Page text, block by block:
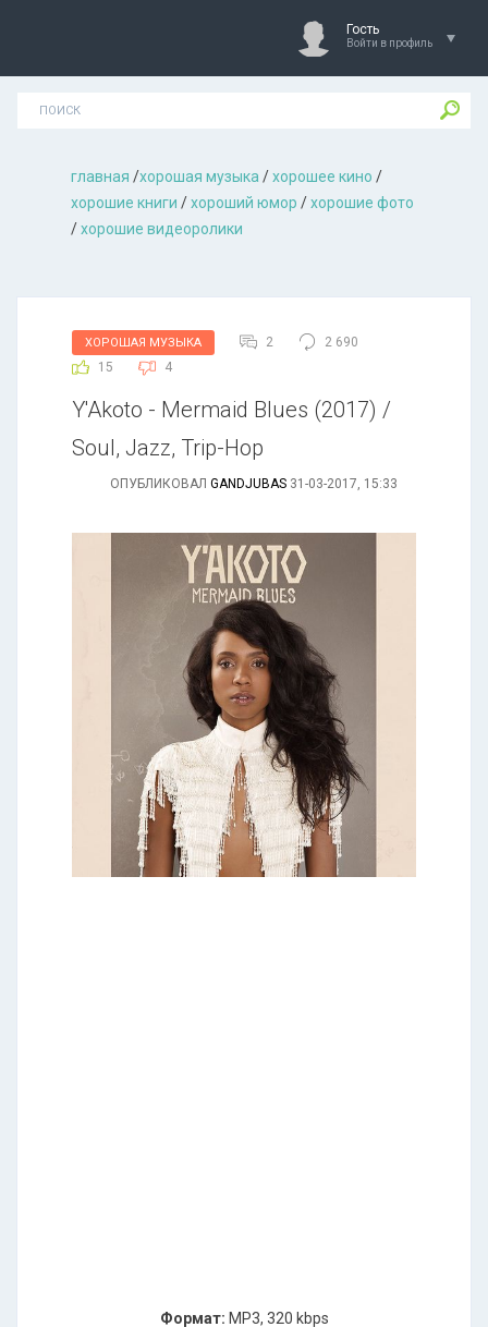
Гость
Войти в профиль
главная /хорошая музыкa /хорошее кино /
хорошие книги /хороший юмор /хорошие фото
/хорошие видеоролики
ХОРОШАЯ МУЗЫКА 2
2 690
15
4
Y'Akoto - Mermaid Blues (2017) /
Soul, Jazz, Trip-Hop
ОПУБЛИКОВАЛ GANDJUBAS 31-03-2017, 15:33
Формат: MP3, 320 kbps